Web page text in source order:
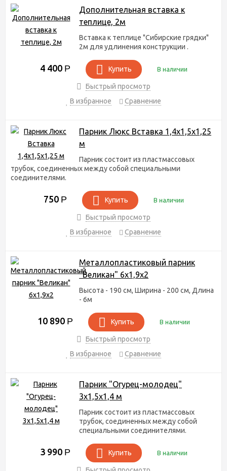
Дополнительная вставка к
теплице, 2м
Вставка к теплице "Сибирские грядки"
2м для удлинения конструкции .
4 400 Р Купить В наличии
Быстрый просмотр
В избранное
Сравнение
Парник Люкс Вставка 1,4х1,5х1,25
м
Парник состоит из пластмассовых
трубок, соединенных между собой специальными
соединителями.
750 Р Купить В наличии
Быстрый просмотр
В избранное
Сравнение
Металлопластиковый парник
"Великан" 6х1,9х2
Высота - 190 см, Ширина - 200 см, Длина
- 6м
10 890 Р Купить В наличии
Быстрый просмотр
В избранное
Сравнение
Парник "Огурец-молодец"
3х1,5х1,4 м
Парник состоит из пластмассовых
трубок, соединенных между собой
специальными соединителями.
3 990 Р Купить В наличии